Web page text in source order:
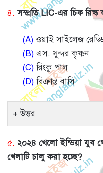
৪. সম্প্রতি LIC-এর চিফ
(A) ওয়াই সাইলেজ
(B) এস. সুন্দর কৃষ্ণন
(C)রিংকু পাল
(D)বিক্রান্ত বাসি
উত্তর
৫. ২০২৪ খেলো ইন্ডিয়া যুব
খেলাটি চালু করা হচ্ছে?